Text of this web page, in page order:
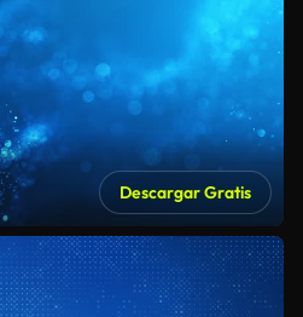
Descargar Gratis